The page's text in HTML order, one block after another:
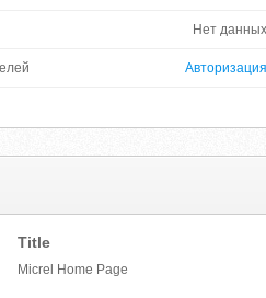
Нет данных
Авторизация
Title
Micrel Home Page